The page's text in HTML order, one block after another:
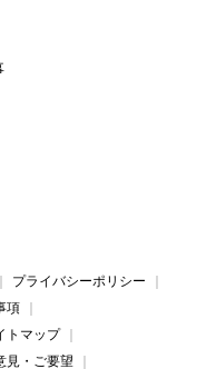
プライバシーポリシー
項
トマップ
見・ご要望